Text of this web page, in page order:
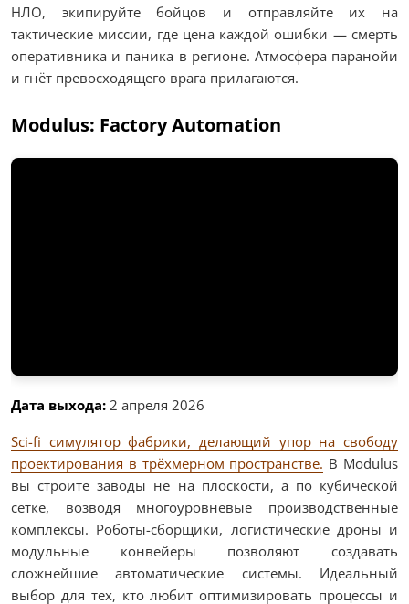
НЛО, экипируйте бойцов и отправляйте их на
тактические миссии, где цена каждой ошибки — смерть
оперативника и паника в регионе. Атмосфера паранойи
и гнёт превосходящего врага прилагаются.
Modulus: Factory Automation
Дата выхода: 2 апреля 2026
Sci-fi симулятор фабрики, делающий упор на свободу
проектирования в трёхмерном пространстве. В Modulus
вы строите заводы не на плоскости, а по кубической
сетке, возводя многоуровневые производственные
комплексы. Роботы-сборщики, логистические дроны и
модульные конвейеры позволяют создавать
сложнейшие автоматические системы. Идеальный
выбор для тех, кто любит оптимизировать процессы и